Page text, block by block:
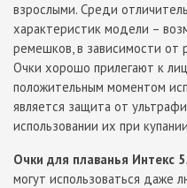
взрослыми. Среди
характеристик модели –
ремешков, в зависимости от
Очки хорошо прилегают к
положительным моментом
является защита от
использовании их при
Очки для плаванья Интекс
могут использоваться даже